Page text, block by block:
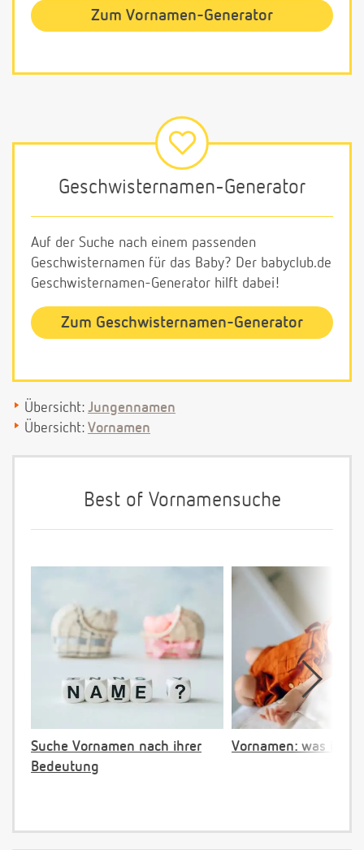
Zum Vornamen-Generator
Geschwisternamen-Generator
Auf der Suche nach einem passenden
Geschwisternamen für das Baby? Der babyclub.de
Geschwisternamen-Generator hilft dabei!
Zum Geschwisternamen-Generator
Übersicht: Jungennamen
Übersicht: Vornamen
Best of Vornamensuche
Suche Vornamen nach ihrer
Bedeutung
Vornamen: was ist